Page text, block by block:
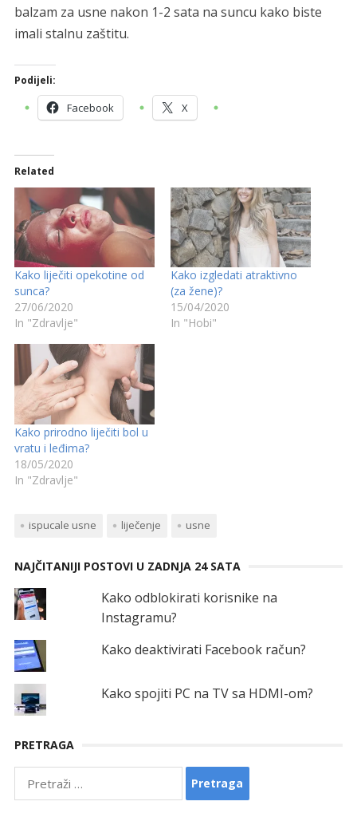
balzam za usne nakon 1-2 sata na suncu kako biste
imali stalnu zaštitu.
Podijeli:
Facebook X
Related
Kako liječiti opekotine od
sunca?
27/06/2020
In "Zdravlje"
Kako izgledati atraktivno
(za žene)?
15/04/2020
In "Hobi"
Kako prirodno liječiti bol u
vratu i leđima?
18/05/2020
In "Zdravlje"
ispucale usne liječenje usne
NAJČITANIJI POSTOVI U ZADNJA 24 SATA
Kako odblokirati korisnike na
Instagramu?
Kako deaktivirati Facebook račun?
Kako spojiti PC na TV sa HDMI-om?
PRETRAGA
Pretraga: